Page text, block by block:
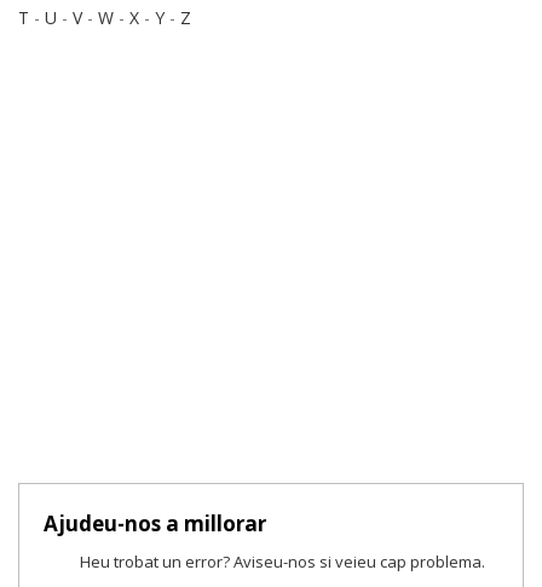
T - U - V- W - X - Y - Z
Ajudeu-nos a millorar
Heu trobat un error? Aviseu-nos si veieu cap problema.